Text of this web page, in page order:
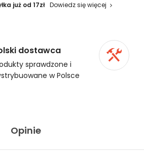
już od 17zł Dowiedz się więcej
dostawca
sprawdzone i
w Polsce
Opinie